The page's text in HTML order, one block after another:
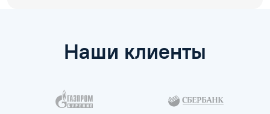
Наши клиенты